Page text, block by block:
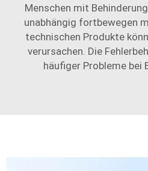
Menschen mit
unabhängig fortbewegen
technischen Produkte
verursachen. Die
häufiger Probleme bei